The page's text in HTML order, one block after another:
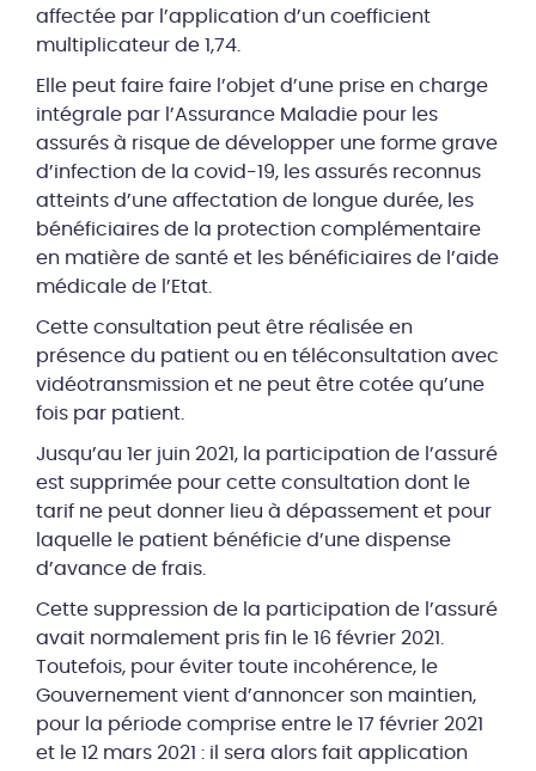
affectée par l’application d’un coefficient
multiplicateur de 1,74.
Elle peut faire faire l’objet d’une prise en charge
intégrale par l’Assurance Maladie pour les
assurés à risque de développer une forme grave
d’infection de la covid-19, les assurés reconnus
atteints d’une affectation de longue durée, les
bénéficiaires de la protection complémentaire
en matière de santé et les bénéficiaires de l’aide
médicale de l’Etat.
Cette consultation peut être réalisée en
présence du patient ou en téléconsultation avec
vidéotransmission et ne peut être cotée qu’une
fois par patient.
Jusqu’au 1er juin 2021, la participation de l’assuré
est supprimée pour cette consultation dont le
tarif ne peut donner lieu à dépassement et pour
laquelle le patient bénéficie d’une dispense
d’avance de frais.
Cette suppression de la participation de l’assuré
avait normalement pris fin le 16 février 2021.
Toutefois, pour éviter toute incohérence, le
Gouvernement vient d’annoncer son maintien,
pour la période comprise entre le 17 février 2021
et le 12 mars 2021 : il sera alors fait application